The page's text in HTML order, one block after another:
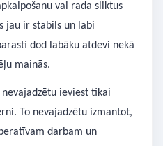
vai rada sliktus
jau ir stabils un labi
dod labāku atdevi nekā
mainās.
ieviest tikai
To nevajadzētu izmantot,
darbam un